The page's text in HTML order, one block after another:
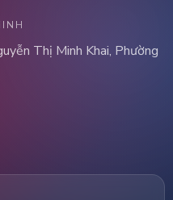
Thị Minh Khai, Phường